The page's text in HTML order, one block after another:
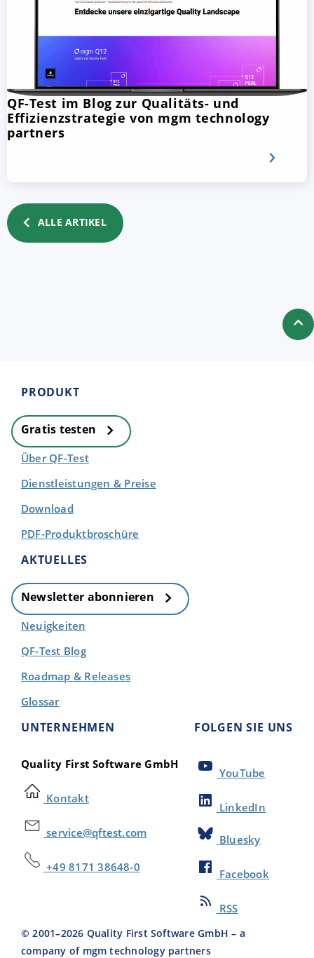
QF-Test im Blog zur Qualitäts- und
Effizienzstrategie von mgm technology
partners
ALLE ARTIKEL
PRODUKT
Gratis testen
Über QF-Test
Dienstleistungen & Preise
Download
PDF-Produktbroschüre
AKTUELLES
Newsletter abonnieren
Neuigkeiten
QF-Test Blog
Roadmap & Releases
Glossar
UNTERNEHMEN
Quality First Software GmbH
Kontakt
service@qftest.com
+49 8171 38648-0
FOLGEN SIE UNS
YouTube
LinkedIn
Bluesky
Facebook
RSS
© 2001–2026 Quality First Software GmbH – a
company of mgm technology partners